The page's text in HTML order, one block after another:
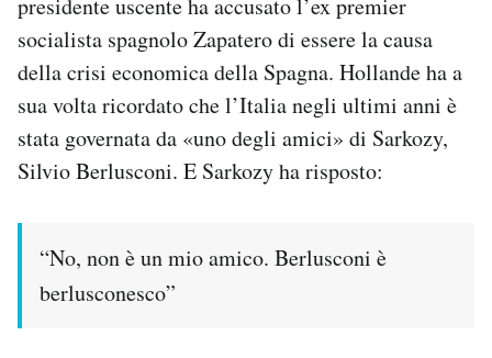
Sport
Mondiali calcio 2026
PODCAST
I MIEI PREFERITI
presidente uscente ha accusato l’ex premier
socialista spagnolo Zapatero di essere la causa
della crisi economica della Spagna. Hollande ha a
sua volta ricordato che l’Italia negli ultimi anni è
stata governata da «uno degli amici» di Sarkozy,
Silvio Berlusconi. E Sarkozy ha risposto:
“No, non è un mio amico. Berlusconi è
berlusconesco”